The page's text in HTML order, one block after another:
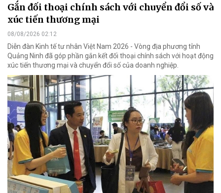
Gắn đối thoại chính sách với chuyển đổi số và
xúc tiến thương mại
08/08/2026 02:12
Diễn đàn Kinh tế tư nhân Việt Nam 2026 - Vòng địa phương tỉnh
Quảng Ninh đã góp phần gắn kết đối thoại chính sách với hoạt động
xúc tiến thương mại và chuyển đổi số của doanh nghiệp.